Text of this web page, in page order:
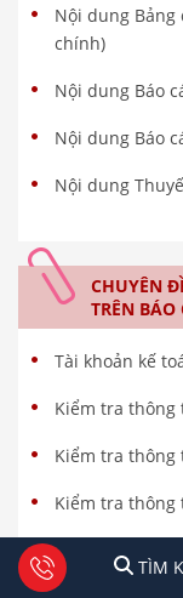
Nội dung Bảng
chính)
Nội dung Báo
Nội dung Báo
Nội dung
CHUYÊN
TRÊN
Tài khoản kế
Kiểm tra thông
Kiểm tra thông
Kiểm tra thông
Kiểm tra thông
TÌM
1 TÌM